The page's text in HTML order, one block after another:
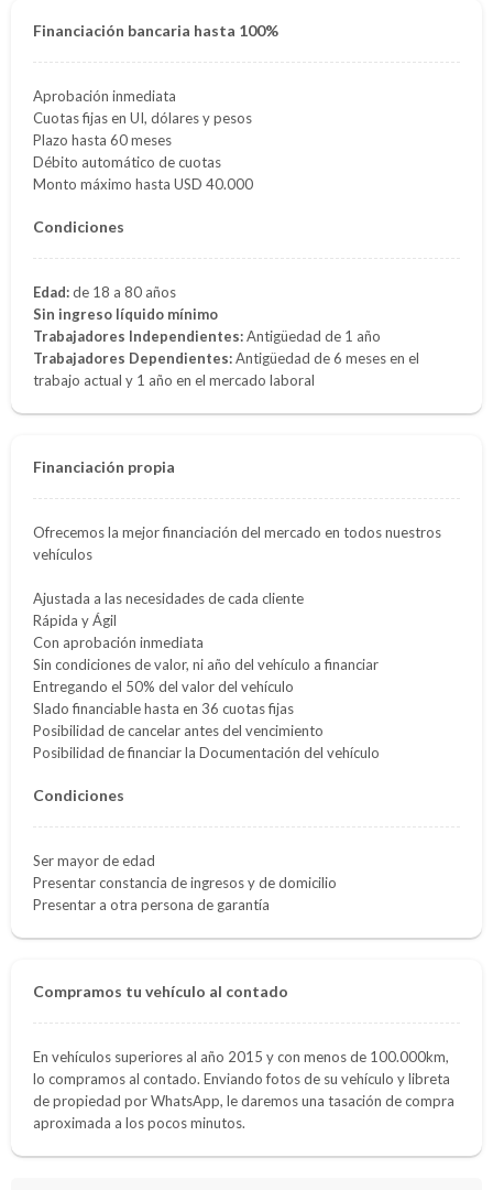
Financiación bancaria hasta 100%
Aprobación inmediata
Cuotas fijas en UI, dólares y pesos
Plazo hasta 60 meses
Débito automático de cuotas
Monto máximo hasta USD 40.000
Condiciones
Edad:de 18 a 80 años
Sin ingreso líquido mínimo
Trabajadores Independientes:Antigüedad de 1 año
Trabajadores Dependientes:Antigüedad de 6 meses en el
trabajo actual y 1 año en el mercado laboral
Financiación propia
Ofrecemos la mejor financiación del mercado en todos nuestros
vehículos
Ajustada a las necesidades de cada cliente
Rápida y Ágil
Con aprobación inmediata
Sin condiciones de valor, ni año del vehículo a financiar
Entregando el 50% del valor del vehículo
Slado financiable hasta en 36 cuotas fijas
Posibilidad de cancelar antes del vencimiento
Posibilidad de financiar la Documentación del vehículo
Condiciones
Ser mayor de edad
Presentar constancia de ingresos y de domicilio
Presentar a otra persona de garantía
Compramos tu vehículo al contado
En vehículos superiores al año 2015 y con menos de 100.000km,
lo compramos al contado. Enviando fotos de su vehículo y libreta
de propiedad por WhatsApp, le daremos una tasación de compra
aproximada a los pocos minutos.